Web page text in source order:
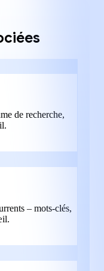
de recherche,
– mots-clés,